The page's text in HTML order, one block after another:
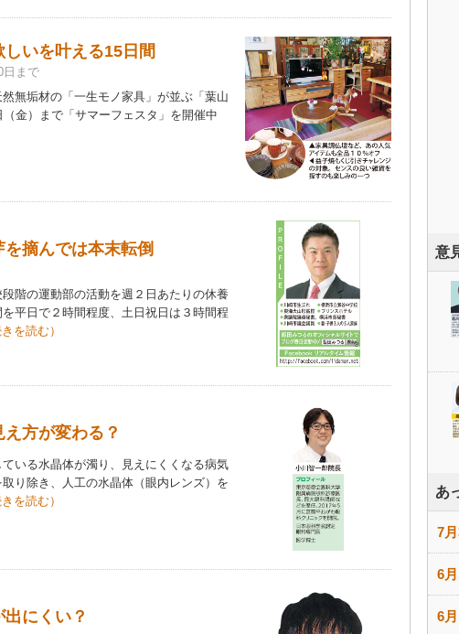
いを叶える15日間
日まで
無垢材の「一生モノ家具」が並ぶ「葉山
金）まで「サマーフェスタ」を開催中
摘んでは本末転倒
階の運動部の活動を週２日あたりの休養
平日で２時間程度、土日祝日は３時間程
きを読む）
方が変わる？
いる水晶体が濁り、見えにくくなる病気
り除き、人工の水晶体（眼内レンズ）を
きを読む）
にくい？
意
あ
7
6
6